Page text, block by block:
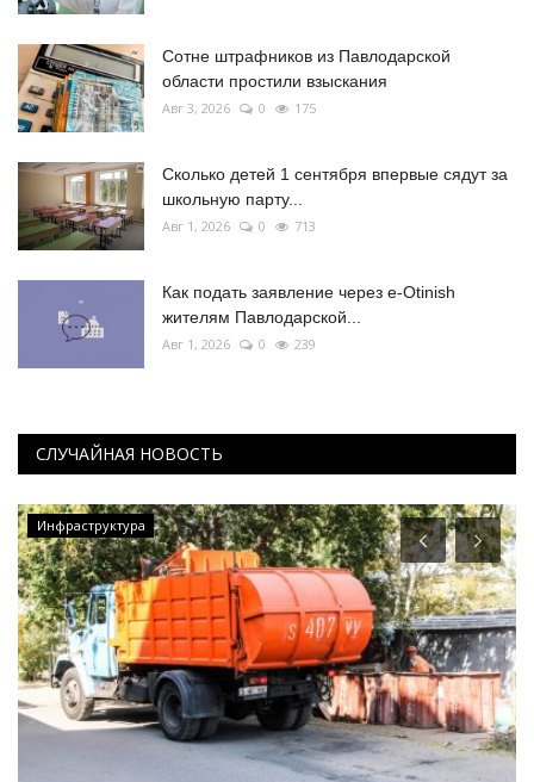
Сотне штрафников из Павлодарской
области простили взыскания
Авг 3, 2026 0 175
Сколько детей 1 сентября впервые сядут за
школьную парту...
Авг 1, 2026 0 713
Как подать заявление через e-Otinish
жителям Павлодарской...
Авг 1, 2026 0 239
СЛУЧАЙНАЯ НОВОСТЬ
Инфраструктура